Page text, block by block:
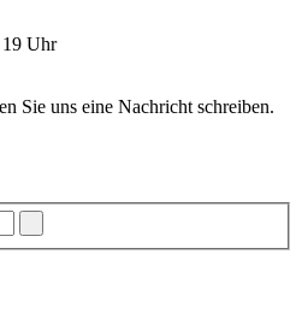
19 Uhr
Sie uns eine Nachricht schreiben.